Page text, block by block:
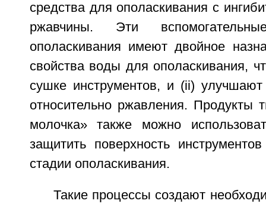
средства для ополаскивания с
ржавчины. Эти
ополаскивания имеют двойное
свойства воды для ополаскивания,
сушке инструментов, и (ii)
относительно ржавления. Продукты
молочка» также можно
защитить поверхность
стадии ополаскивания.
Такие процессы создают